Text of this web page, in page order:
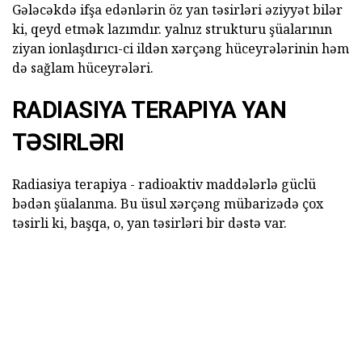
Gələcəkdə ifşa edənlərin öz yan təsirləri əziyyət bilər
ki, qeyd etmək lazımdır. yalnız strukturu şüalarının
ziyan ionlaşdırıcı-ci ildən xərçəng hüceyrələrinin həm
də sağlam hüceyrələri.
RADIASIYA TERAPIYA YAN
TƏSIRLƏRI
Radiasiya terapiya - radioaktiv maddələrlə güclü
bədən şüalanma. Bu üsul xərçəng mübarizədə çox
təsirli ki, başqa, o, yan təsirləri bir dəstə var.